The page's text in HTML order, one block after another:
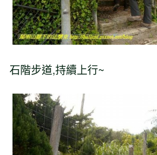
石階步道,持續上行~